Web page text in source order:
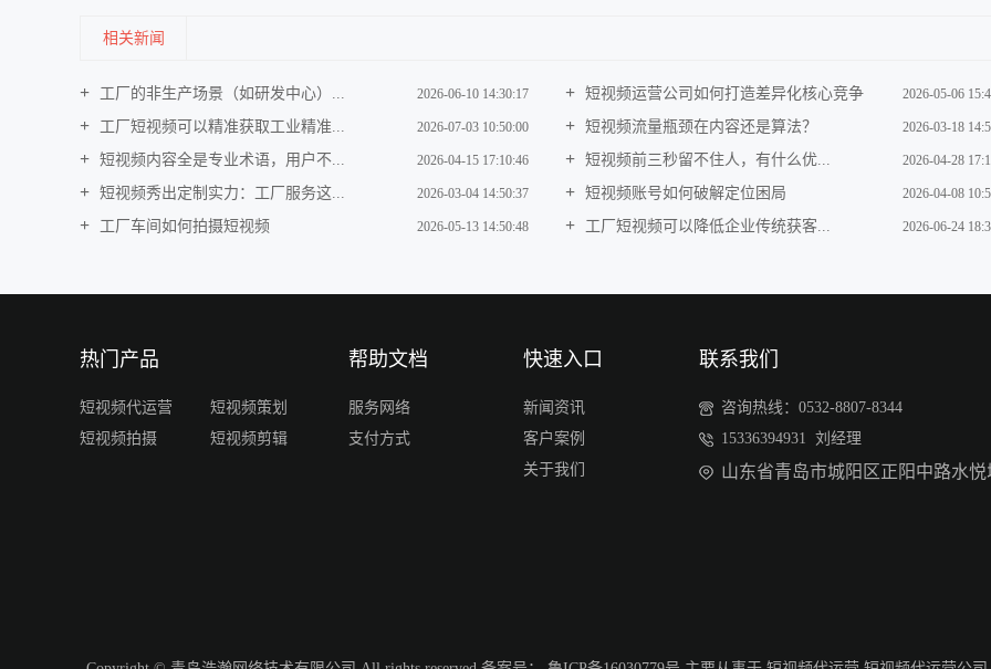
相关新闻
工厂的非生产场景（如研发中心）... 2026-06-10 14:30:17 短视频运营公司如何打造差异化核心竞争 2026-05-06
工厂短视频可以精准获取工业精准... 2026-07-03 10:50:00 短视频流量瓶颈在内容还是算法？ 2026-03-18
短视频内容全是专业术语，用户不... 2026-04-15 17:10:46 短视频前三秒留不住人，有什么优... 2026-04-28
短视频秀出定制实力：工厂服务这... 2026-03-04 14:50:37 短视频账号如何破解定位困局 2026-04-08
工厂车间如何拍摄短视频 2026-05-13 14:50:48 工厂短视频可以降低企业传统获客... 2026-06-24
热门产品
短视频代运营
短视频策划
短视频拍摄
短视频剪辑
帮助文档
服务网络
支付方式
快速入口
新闻资讯
客户案例
关于我们
联系我们
咨询热线：0532-8807-8344
15336394931 刘经理
山东省青岛市城阳区正阳中路水悦